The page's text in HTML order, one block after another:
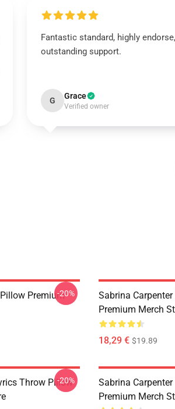
Fantastic standard, highly
outstanding support.
G Grace
Verified owner
Premium-20%
Sabrina
Premium Merch
18,29 € $19.89
Throw Pillow
-20%
Sabrina
Premium Merch